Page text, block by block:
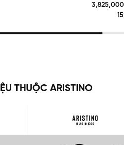
Premio
THUỘC ARISTINO